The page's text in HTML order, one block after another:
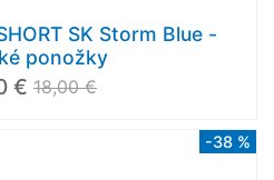
SK Storm Blue -
ponožky
€ 18,00 €
-38 %